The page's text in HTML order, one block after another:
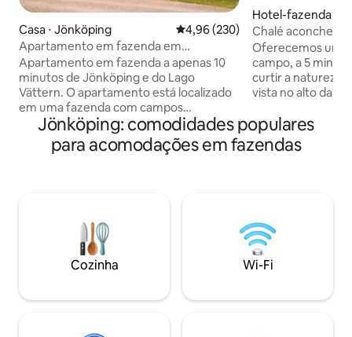
Casa ⋅ Jönköping 4,96 de uma avaliação média de
4,96 (230)
Apartamento em fazenda em
localização paradisíaca
Apartamento em fazenda a apenas 10
minutos de Jönköping e do Lago
Vättern. O apartamento está localizado
em uma fazenda com campos
circundantes com a floresta no fundo. A
localização é perfeita para caminhadas,
passeios na floresta. O campo de golfe
selvagens se alimentarem nos campos
circundantes. O apartamento,
construído em 2020, tem banda larga
rápida e Wi-Fi, cozinha totalmente
com TV com Apple TV, Netflix e
Hotel-fazenda ⋅
Chalé
Oferecemos uma
campo, a 5 minutos
curtir a natureza.
vista no alto da
vista para o Lago
belo pôr do sol,
natureza
fogão a lenha à
também um
lavanderia. Roupa de cama, toalhas e
lenha estão
Jönköping: comodidades populares
para acomodações em fazendas
Cozinha Wi-Fi